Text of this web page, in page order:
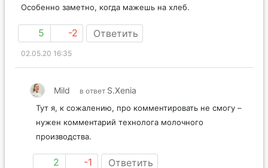
время. Говорит ли это каким-то образом о качестве?
5 -2 Ответить
02.05.20 16:35
Тут я, к сожалению, про комментировать не смогу –
нужен комментарий технолога молочного